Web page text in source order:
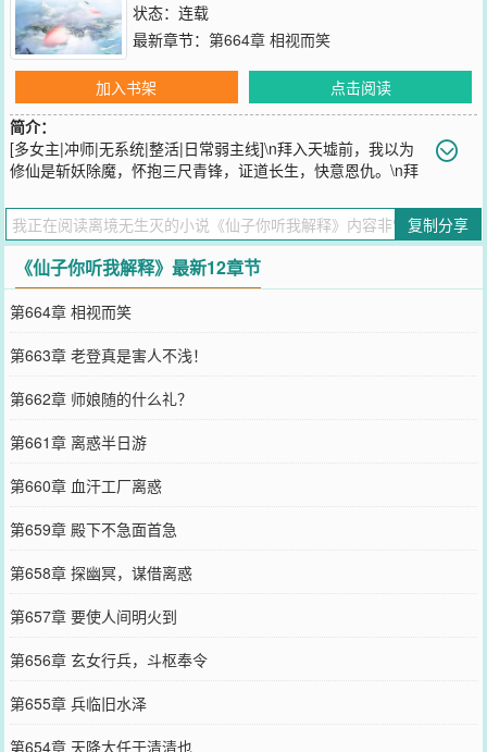
状态：连载
最新章节： 第664章 相视而笑
加入书架
点击阅读
简介：
[多女主|冲师|无系统|整活|日常弱主线]\n拜入天墟前，我以为
修仙是斩妖除魔，怀抱三尺青锋，证道长生，快意恩仇。\n拜
尽头竟是沙雕？\n更要命的是：\n高冷师尊表面清心寡欲，私下却总
用一些奇怪的方式考验我的道心。\n傲娇大师姐嘴上说要揍我，身体
却很诚实地总往我身边凑，还非说是我不讲武德。\n呆萌二师姐厨艺
感人，但抱起来又香又软。\n至于我？\n不过是为宗门带来了亿点脑
洞和震撼，他们非但不感恩，还说宗门画风崩坏都是我的锅！\n这届
同门，真难带！\n欢迎收看大型纪录片——《我在天墟欺师灭祖的那
些事》！\n---\n练炁筑基，开辟黄庭灵海。\n服饵炼丹，寻求长生妙
药。\n观想存神，明悟己身真性。\n炼剑铸镜，洞晓阴阳玄理。\n深参
造化，穷究天地之变……千秋万载黄粱梦，一剑斩来仙门开！
您要是觉得《仙子你听我解释
博微信里的朋友推荐哦！
复制分享
《仙子你听我解释》最新12章节
第664章 相视而笑
第663章 老登真是害人不浅！
第662章 师娘随的什么礼？
第661章 离惑半日游
第660章 血汗工厂离惑
第659章 殿下不急面首急
第658章 探幽冥，谋借离惑
第657章 要使人间明火到
第656章 玄女行兵，斗枢奉令
第655章 兵临旧水泽
第654章 天降大任于清清也